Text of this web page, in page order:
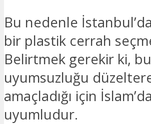
Bu nedenle
bir plastik cerrah
Belirtmek gerekir ki,
uyumsuzluğu
amaçladığı için
uyumludur.